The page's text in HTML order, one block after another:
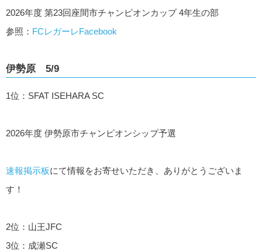
2026年度 第23回座間市チャンピオンカップ 4年生の部
参照： FCレガーレFacebook
伊勢原 5/9
1位：SFAT ISEHARA SC
2026年度 伊勢原市チャンピオンシップ予選
速報掲示板にて情報をお寄せいただき、ありがとうございま
す！
2位：山王JFC
3位：成瀬SC